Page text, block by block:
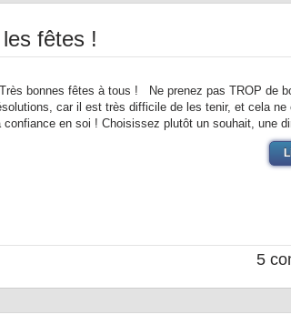
fêtes !
bonnes fêtes à tous ! Ne prenez pas TROP de
car il est très difficile de les tenir, et cela ne
confiance en soi ! Choisissez plutôt un souhait, une
5